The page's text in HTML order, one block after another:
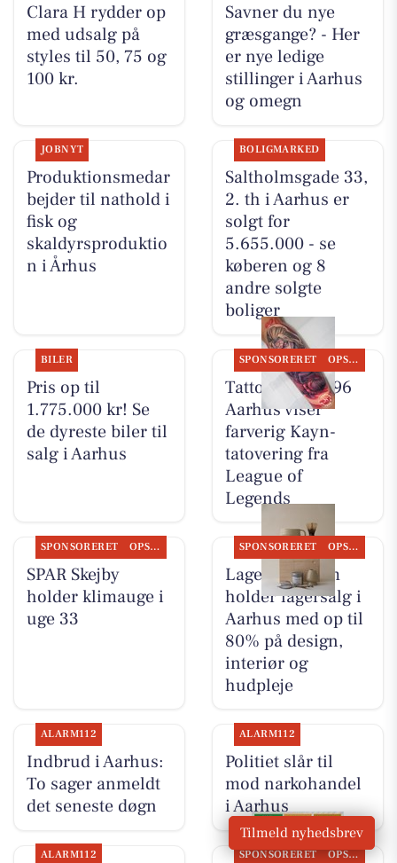
Clara H rydder op
med udsalg på
styles til 50, 75 og
100 kr.
Savner du nye
græsgange? - Her
er nye ledige
stillinger i Aarhus
og omegn
JOBNYT
Produktionsmedar
bejder til nathold i
fisk og
skaldyrsproduktio
n i Århus
BOLIGMARKED
Saltholmsgade 33,
2. th i Aarhus er
solgt for
5.655.000 - se
køberen og 8
andre solgte
boliger
BILER
Pris op til
1.775.000 kr! Se
de dyreste biler til
salg i Aarhus
SPONSORERET OPSLAGSTAVLEN
Tattoo Studio 96
Aarhus viser
farverig Kayn-
tatovering fra
League of
Legends
SPONSORERET OPSLAGSTAVLEN
SPAR Skejby
holder klimauge i
uge 33
SPONSORERET OPSLAGSTAVLEN
Lagersalg.com
holder lagersalg i
Aarhus med op til
80% på design,
interiør og
hudpleje
ALARM112
Indbrud i Aarhus:
To sager anmeldt
det seneste døgn
ALARM112
Politiet slår til
mod narkohandel
i Aarhus
ALARM112 SPONSORERET OPSLAGSTAVLEN
Tilmeld nyhedsbrev